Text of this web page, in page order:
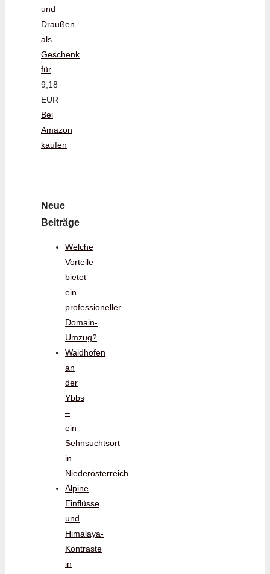
und
Draußen
als
Geschenk
für
9,18
EUR
Bei
Amazon
kaufen
Neue
Beiträge
Welche
Vorteile
bietet
ein
professioneller
Domain-
Umzug?
Waidhofen
an
der
Ybbs
–
ein
Sehnsuchtsort
in
Niederösterreich
Alpine
Einflüsse
und
Himalaya-
Kontraste
in